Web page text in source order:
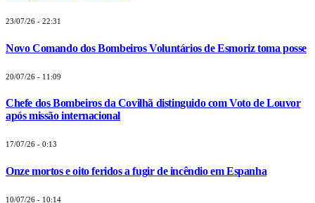
23/07/26 - 22:31
Novo Comando dos Bombeiros Voluntários de Esmoriz toma posse
20/07/26 - 11:09
Chefe dos Bombeiros da Covilhã distinguido com Voto de Louvor
após missão internacional
17/07/26 - 0:13
Onze mortos e oito feridos a fugir de incêndio em Espanha
10/07/26 - 10:14